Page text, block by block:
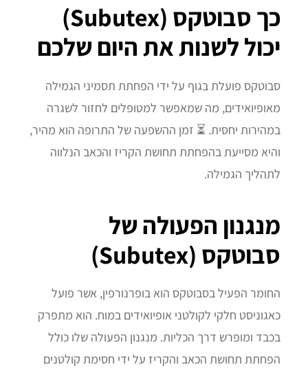
כך סבוטקס (Subutex)
יכול לשנות את היום שלכם
סבוטקס פועלת בגוף על ידי הפחתת תסמיני הגמילה
מאופיואידים, מה שמאפשר למטופלים לחזור לשגרה
במהירות יחסית. ⏳ זמן ההשפעה של התרופה הוא מהיר,
והיא מסייעת בהפחתת תחושת הקריז והכאב הנלווה
לתהליך הגמילה.
מנגנון הפעולה של
סבוטקס (Subutex)
החומר הפעיל בסבוטקס הוא בופרנורפין, אשר פועל
כאגוניסט חלקי לקולטני אופיואידים במוח. הוא מתפרק
בכבד ומופרש דרך הכליות. מנגנון הפעולה שלו כולל
הפחתת תחושת הכאב והקריז על ידי חסימת קולטנים